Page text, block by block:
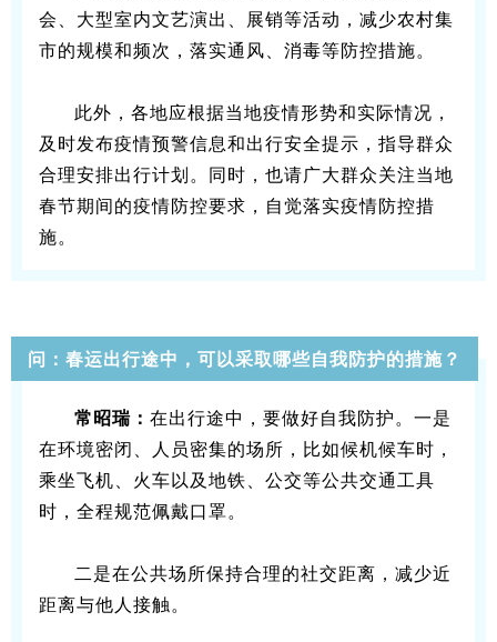
会、大型室内文艺演出、展销等活动，减少农村集
市的规模和频次，落实通风、消毒等防控措施。
此外，各地应根据当地疫情形势和实际情况，
及时发布疫情预警信息和出行安全提示，指导群众
合理安排出行计划。同时，也请广大群众关注当地
春节期间的疫情防控要求，自觉落实疫情防控措
施。
问：春运出行途中，可以采取哪些自我防护的措施？
常昭瑞： 在出行途中，要做好自我防护。一是
在环境密闭、人员密集的场所，比如候机候车时，
乘坐飞机、火车以及地铁、公交等公共交通工具
时，全程规范佩戴口罩。
二是在公共场所保持合理的社交距离，减少近
距离与他人接触。